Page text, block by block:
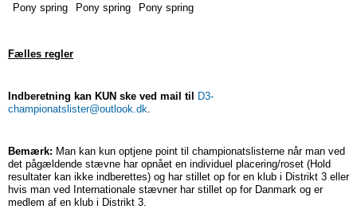
Pony spring Pony spring Pony spring
Fælles regler
Indberetning kan KUN ske ved mail til
D3-
championatslister@outlook.dk
Bemærk: Man kan kun optjene point til championatslisterne når man ved
det pågældende stævne har opnået en individuel placering/roset (Hold
resultater kan ikke indberettes) og har stillet op for en klub i Distrikt 3 eller
hvis man ved Internationale stævner har stillet op for Danmark og er
medlem af en klub i Distrikt 3.